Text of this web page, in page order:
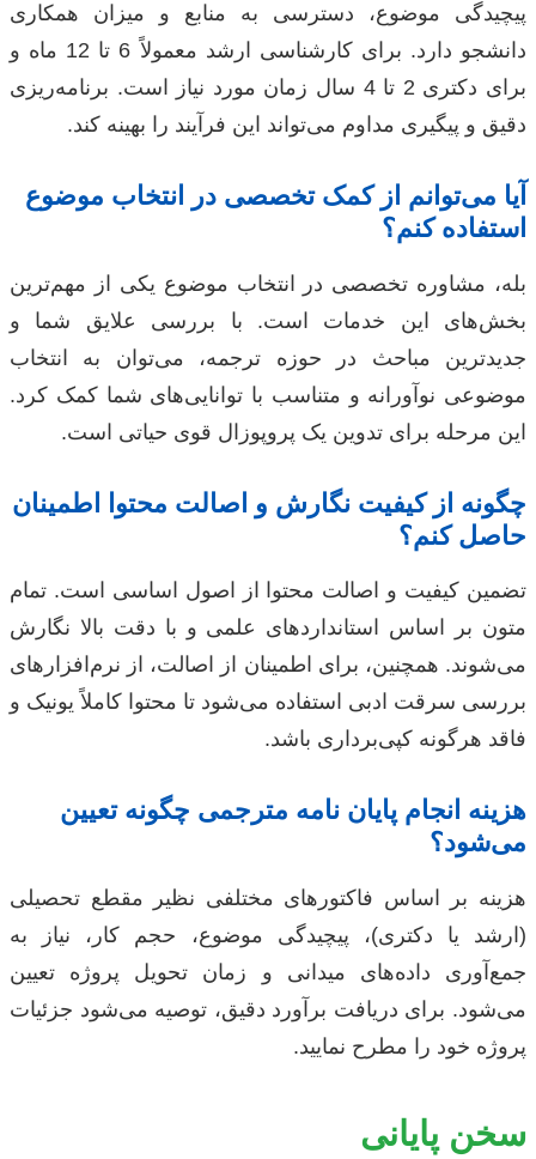
پیچیدگی موضوع، دسترسی به منابع و میزان همکاری
دانشجو دارد. برای کارشناسی ارشد معمولاً 6 تا 12 ماه و
برای دکتری 2 تا 4 سال زمان مورد نیاز است. برنامه‌ریزی
دقیق و پیگیری مداوم می‌تواند این فرآیند را بهینه کند.
آیا می‌توانم از کمک تخصصی در انتخاب موضوع
استفاده کنم؟
بله، مشاوره تخصصی در انتخاب موضوع یکی از مهم‌ترین
بخش‌های این خدمات است. با بررسی علایق شما و
جدیدترین مباحث در حوزه ترجمه، می‌توان به انتخاب
موضوعی نوآورانه و متناسب با توانایی‌های شما کمک کرد.
این مرحله برای تدوین یک پروپوزال قوی حیاتی است.
چگونه از کیفیت نگارش و اصالت محتوا اطمینان
حاصل کنم؟
تضمین کیفیت و اصالت محتوا از اصول اساسی است. تمام
متون بر اساس استانداردهای علمی و با دقت بالا نگارش
می‌شوند. همچنین، برای اطمینان از اصالت، از نرم‌افزارهای
بررسی سرقت ادبی استفاده می‌شود تا محتوا کاملاً یونیک و
فاقد هرگونه کپی‌برداری باشد.
هزینه انجام پایان نامه مترجمی چگونه تعیین
می‌شود؟
هزینه بر اساس فاکتورهای مختلفی نظیر مقطع تحصیلی
(ارشد یا دکتری)، پیچیدگی موضوع، حجم کار، نیاز به
جمع‌آوری داده‌های میدانی و زمان تحویل پروژه تعیین
می‌شود. برای دریافت برآورد دقیق، توصیه می‌شود جزئیات
پروژه خود را مطرح نمایید.
سخن پایانی